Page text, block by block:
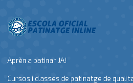
Aprèn a patinar JA!
Cursos i classes de patinatge de